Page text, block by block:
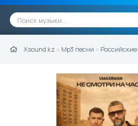
Xsound.kz » Mp3 песни » Российские